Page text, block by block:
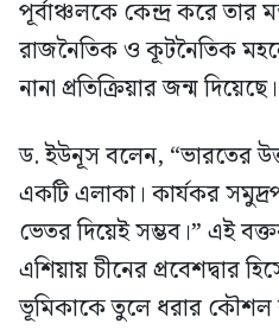
পূর্বাঞ্চলকে কেন্দ্র করে তার
রাজনৈতিক ও কূটনৈতিক
নানা প্রতিক্রিয়ার জন্ম দিয়েছে।
ড. ইউনূস বলেন, “ভারতের
একটি এলাকা। কার্যকর
ভেতর দিয়েই সম্ভব।” এই
এশিয়ায় চীনের প্রবেশদ্বার
ভূমিকাকে তুলে ধরার কৌশল